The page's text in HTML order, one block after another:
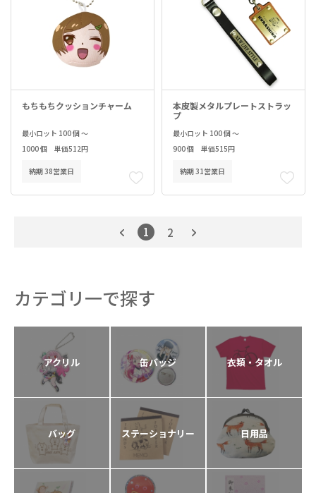
もちもちクッションチャーム
最小ロット 100 個 ～
1000 個 単価512円
納期 38営業日
本皮製メタルプレートストラッ
プ
最小ロット 100 個 ～
900 個 単価515円
納期 31営業日
1 2
カテゴリ一で探す
アクリル 缶バッジ 衣類・タオル
バッグ ステーショナリー 日用品